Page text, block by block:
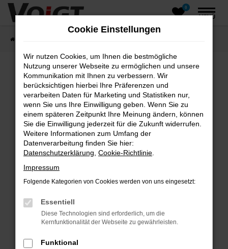
Zum
Hauptinhalt
0
MENÜ
Fehler: Network Error
Beim Laden ist ein Fehler aufgetreten.
Hier sind ein paar Tipps, die dir helfen können:
Überprüfe deine Firewall und deine
Internetverbindung.
Laden andere Webseiten, zum Beispiel deine
Suchmaschine?
Prüfe deine Browsererweiterungen.
können das Laden bestimmter Seiten
verhindern. Funktioniert die Seite in einem
Fenster?
Cookie Einstellungen
Wir nutzen Cookies, um Ihnen die bestmögliche
Nutzung unserer Webseite zu ermöglichen und unsere
Kommunikation mit Ihnen zu verbessern. Wir
berücksichtigen hierbei Ihre Präferenzen und
verarbeiten Daten für Marketing und Statistiken nur,
wenn Sie uns Ihre Einwilligung geben. Wenn Sie zu
einem späteren Zeitpunkt Ihre Meinung ändern, können
Sie die Einwilligung jederzeit für die Zukunft widerrufen.
Weitere Informationen zum Umfang der
Datenverarbeitung finden Sie hier:
Datenschutzerklärung Cookie-Richtlinie
Impressum
Folgende Kategorien von Cookies werden von uns eingesetzt:
Essentiell
Diese Technologien sind erforderlich, um die
Kernfunktionalität der Webseite zu gewährleisten.
Funktional